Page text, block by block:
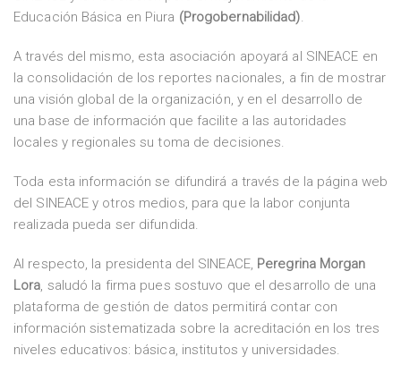
Educación Básica en Piura (Progobernabilidad).
A través del mismo, esta asociación apoyará al SINEACE en
la consolidación de los reportes nacionales, a fin de mostrar
una visión global de la organización, y en el desarrollo de
una base de información que facilite a las autoridades
locales y regionales su toma de decisiones.
Toda esta información se difundirá a través de la página web
del SINEACE y otros medios, para que la labor conjunta
realizada pueda ser difundida.
Al respecto, la presidenta del SINEACE, Peregrina Morgan
Lora, saludó la firma pues sostuvo que el desarrollo de una
plataforma de gestión de datos permitirá contar con
información sistematizada sobre la acreditación en los tres
niveles educativos: básica, institutos y universidades.